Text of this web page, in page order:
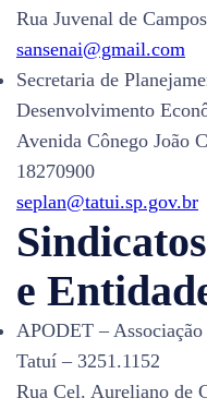
Rua Juvenal de
sansenai@gmail.com
Secretaria de
Desenvolvimento
Avenida Cônego João
18270900
seplan@tatui.sp.gov.br
e
APODET –
Tatuí – 3251.1152
Rua Cel. Aureliano de